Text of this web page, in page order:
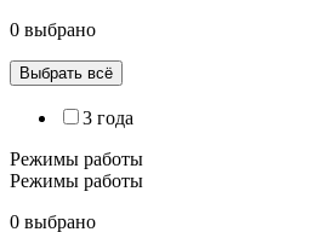
0 выбрано
Выбрать всё
3 года
Режимы работы
Режимы работы
0 выбрано